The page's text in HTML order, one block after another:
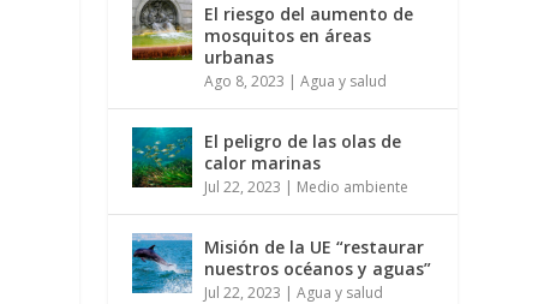
El riesgo del aumento de
mosquitos en áreas
urbanas
Ago 8, 2023 |Agua y salud
El peligro de las olas de
calor marinas
Jul 22, 2023 | Medio ambiente
Misión de la UE “restaurar
nuestros océanos y aguas”
Jul 22, 2023 |Agua y salud